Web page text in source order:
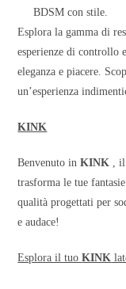
BDSM con stile.
Esplora la gamma di
esperienze di controllo
eleganza e piacere.
un’esperienza
KINK
Benvenuto inKINK ,
trasforma le tue
qualità progettati per
e audace!
Esplora il tuoKINK